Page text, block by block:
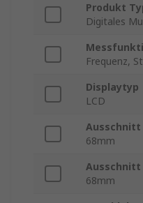
Produkt
Digitales
Frequenz,
Displaytyp
LCD
Ausschnitt
68mm
Ausschnitt
68mm